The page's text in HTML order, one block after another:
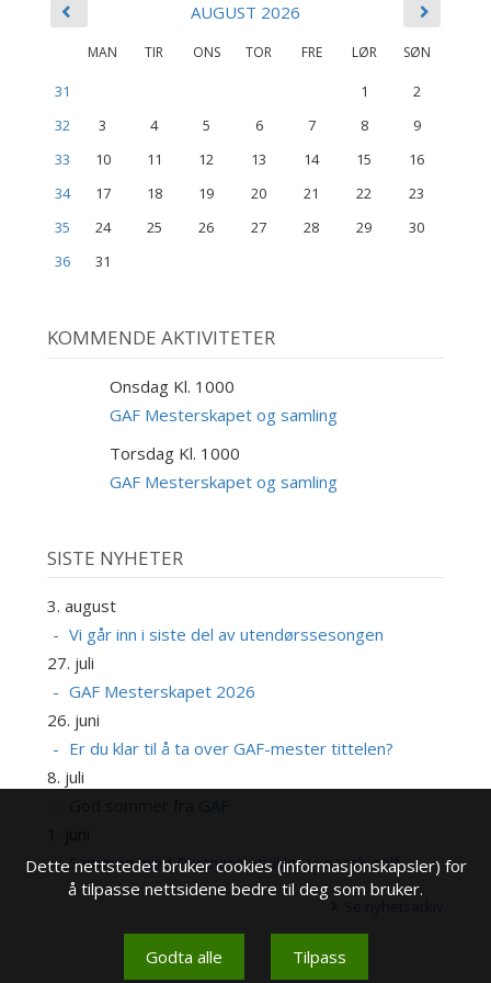
AUGUST 2026
MAN TIR ONS TOR FRE LØR SØN
31 1
2
32
3 4 5 6 7 8
9
33
10 11 12 13 14 15
16
34
17 18 19 20 21 22
23
35
24 25 26 27 28 29
30
36
31
KOMMENDE AKTIVITETER
Onsdag Kl. 1000
GAF Mesterskapet og samling
Torsdag Kl. 1000
GAF Mesterskapet og samling
SISTE NYHETER
3. august
Vi går inn i siste del av utendørssesongen
27. juli
GAF Mesterskapet 2026
26. juni
Er du klar til å ta over GAF-mester tittelen?
8. juli
Sammen med Partnere utvikler vi norsk golf
Dette nettstedet bruker cookies (informasjonskapsler) for
å tilpasse nettsidene bedre til deg som bruker.
Godta alle Tilpass